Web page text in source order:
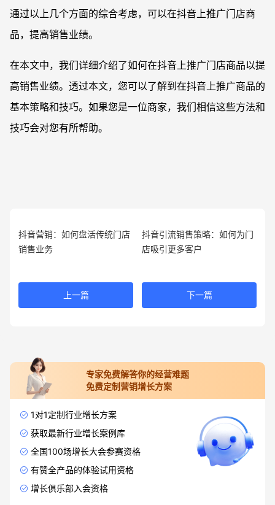
通过以上几个方面的综合考虑，可以在抖音上推广门店商
品，提高销售业绩。
在本文中，我们详细介绍了如何在抖音上推广门店商品以提
高销售业绩。透过本文，您可以了解到在抖音上推广商品的
基本策略和技巧。如果您是一位商家，我们相信这些方法和
技巧会对您有所帮助。
抖音营销：如何盘活传统门店
销售业务
上一篇
抖音引流销售策略：如何为门
店吸引更多客户
下一篇
专家免费解答你的经营难题
免费定制营销增长方案
1对1定制行业增长方案
获取最新行业增长案例库
全国100场增长大会参赛资格
有赞全产品的体验试用资格
增长俱乐部入会资格